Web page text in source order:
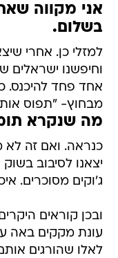
אני מקווה
בשלום.
למזלי כן. אחרי
וחיפשנו ישראלים
אחד פחד להיכנס.
מבחוץ- "תפוס
מה שנקרא
כנראה. ואם זה
יצאנו לסיבוב
ג'וקים מסוכרים.
ובכן קוראים
עונת מקקים באה
לאלו שהורגים